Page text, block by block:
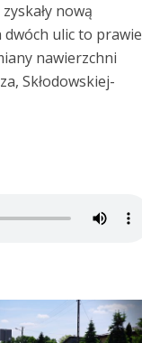
nową
ulic to prawie
nawierzchni
Skłodowskiej-